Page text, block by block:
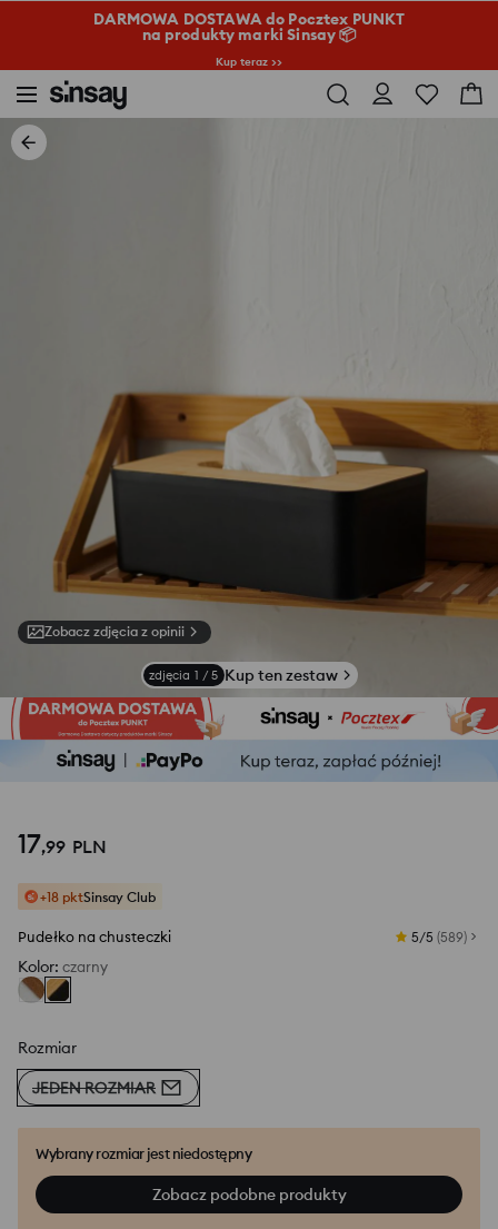
DARMOWA DOSTAWA do Pocztex PUNKT
na produkty marki Sinsay 📦
Kup teraz >>
Zobacz zdjęcia z opinii
zdjęcia 1 / 5 Kup ten zestaw
17,99 PLN
+18 pktSinsay Club
Pudełko na chusteczki 5/5 (589)
Kolor: czarny
Rozmiar
JEDEN ROZMIAR
Wybrany rozmiar jest niedostępny
Zobacz podobne produkty